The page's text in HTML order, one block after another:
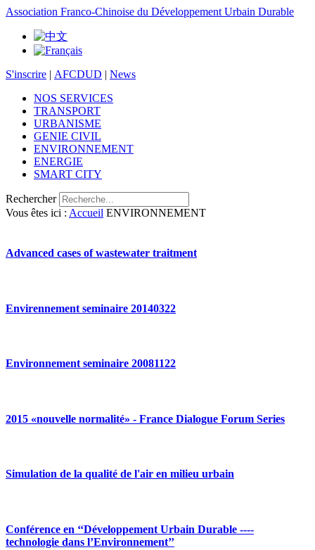
Association Franco-Chinoise du Développement Urbain Durable
S'inscrire | AFCDUD | News
NOS SERVICES
TRANSPORT
URBANISME
GENIE CIVIL
ENVIRONNEMENT
ENERGIE
SMART CITY
Rechercher
Vous êtes ici : Accueil ENVIRONNEMENT
Advanced cases of wastewater traitment
Envirennement seminaire 20140322
Environnement seminaire 20081122
2015 «nouvelle normalité» - France Dialogue Forum Series
Simulation de la qualité de l'air en milieu urbain
Conférence en ‘‘Développement Urbain Durable ----
technologie dans l’Environnement’’